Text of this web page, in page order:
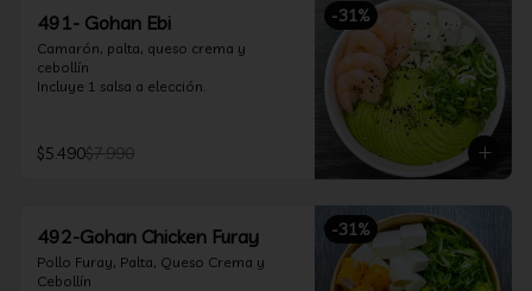
-31%
491- Gohan Ebi
Camarón, palta, queso crema y
cebollín
Incluye 1 salsa a elección.
$5.490$7.990
-31%
492-Gohan Chicken Furay
Pollo Furay, Palta, Queso Crema y
Cebollín